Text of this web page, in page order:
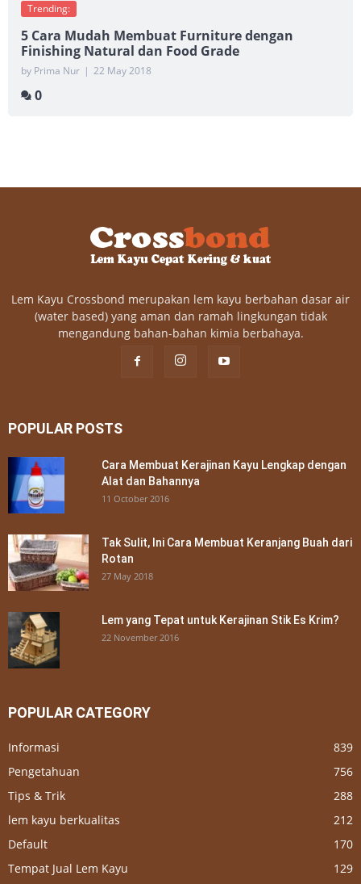
Trending:
5 Cara Mudah Membuat Furniture dengan
Finishing Natural dan Food Grade
by Prima Nur | 22 May 2018
0
Lem Kayu Crossbond merupakan lem kayu berbahan dasar air
(water based) yang aman dan ramah lingkungan tidak
mengandung bahan-bahan kimia berbahaya.
POPULAR POSTS
Cara Membuat Kerajinan Kayu Lengkap dengan
Alat dan Bahannya
11 October 2016
Tak Sulit, Ini Cara Membuat Keranjang Buah dari
Rotan
27 May 2018
Lem yang Tepat untuk Kerajinan Stik Es Krim?
22 November 2016
POPULAR CATEGORY
Informasi
839
Pengetahuan
756
Tips & Trik
288
lem kayu berkualitas
212
Default
170
Tempat Jual Lem Kayu
129